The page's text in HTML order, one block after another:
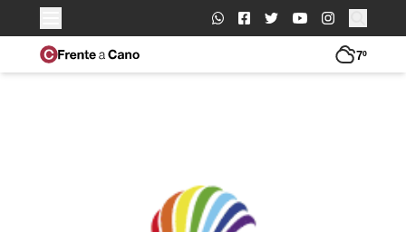
Buscar:
7º